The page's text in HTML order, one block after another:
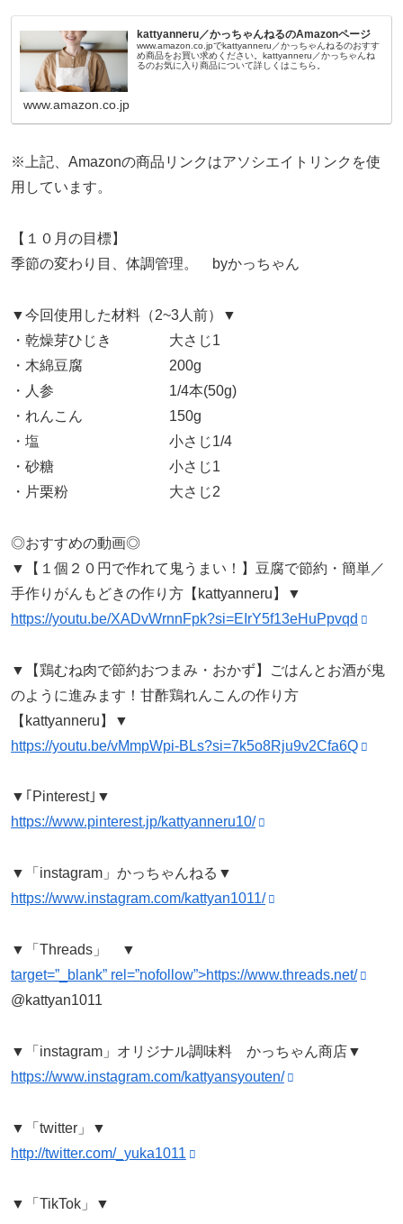
kattyanneru／かっちゃんねるのAmazonページ
www.amazon.co.jpでkattyanneru／かっちゃんねるのおすす
め商品をお買い求めください。kattyanneru／かっちゃんね
るのお気に入り商品について詳しくはこちら。
www.amazon.co.jp
※上記、Amazonの商品リンクはアソシエイトリンクを使
用しています。
【１０月の目標】
季節の変わり目、体調管理。 byかっちゃん
▼今回使用した材料（2~3人前）▼
・乾燥芽ひじき 大さじ1
・木綿豆腐 200g
・人参 1/4本(50g)
・れんこん 150g
・塩 小さじ1/4
・砂糖 小さじ1
・片栗粉 大さじ2
◎おすすめの動画◎
▼【１個２０円で作れて鬼うまい！】豆腐で節約・簡単／
手作りがんもどきの作り方【kattyanneru】▼
https://youtu.be/XADvWrnnFpk?si=EIrY5f13eHuPpvqd
▼【鶏むね肉で節約おつまみ・おかず】ごはんとお酒が鬼
のように進みます！甘酢鶏れんこんの作り方
【kattyanneru】▼
https://youtu.be/vMmpWpi-BLs?si=7k5o8Rju9v2Cfa6Q
▼｢Pinterest｣▼
https://www.pinterest.jp/kattyanneru10/
▼「instagram」かっちゃんねる▼
https://www.instagram.com/kattyan1011/
▼「Threads」 ▼
target=”_blank” rel=”nofollow”>https://www.threads.net/
@kattyan1011
▼「instagram」オリジナル調味料 かっちゃん商店▼
https://www.instagram.com/kattyansyouten/
▼「twitter」▼
http://twitter.com/_yuka1011
▼「TikTok」▼